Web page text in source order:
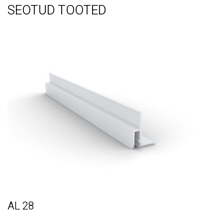
SEOTUD TOOTED
AL 28